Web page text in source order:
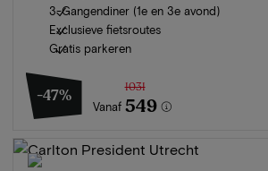
3-Gangendiner (1e en 3e avond)
Exclusieve fietsroutes
Gratis parkeren
-47%
Vanaf
1031
549